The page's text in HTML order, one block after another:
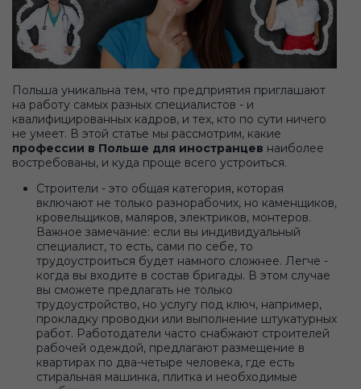
Польша уникальна тем, что предприятия приглашают
на работу самых разных специалистов - и
квалифицированных кадров, и тех, кто по сути ничего
не умеет. В этой статье мы рассмотрим, какие
профессии в Польше для иностранцев наиболее
востребованы, и куда проще всего устроиться.
Строители - это общая категория, которая
включают не только разнорабочих, но каменщиков,
кровельщиков, маляров, электриков, монтеров.
Важное замечание: если вы индивидуальный
специалист, то есть, сами по себе, то
трудоустроиться будет намного сложнее. Легче -
когда вы входите в состав бригады. В этом случае
вы сможете предлагать не только
трудоустройство, но услугу под ключ, например,
прокладку проводки или выполнение штукатурных
работ. Работодатели часто снабжают строителей
рабочей одеждой, предлагают размещение в
квартирах по два-четыре человека, где есть
стиральная машинка, плитка и необходимые